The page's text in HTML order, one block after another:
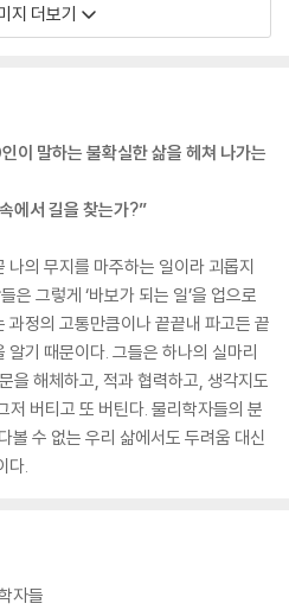
지 더보기
이 말하는 불확실한 삶을 헤쳐 나가는
에서 길을 찾는가?”
나의 무지를 마주하는 일이라 괴롭지
은 그렇게 ‘바보가 되는 일’을 업으로
과정의 고통만큼이나 끝끝내 파고든 끝
기 때문이다. 그들은 하나의 실마리
을 해체하고, 적과 협력하고, 생각지도
저 버티고 또 버틴다. 물리학자들의 분
볼 수 없는 우리 삶에서도 두려움 대신
다.
자들